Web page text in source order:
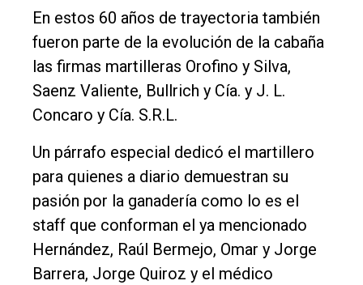
En estos 60 años de trayectoria también
fueron parte de la evolución de la cabaña
las firmas martilleras Orofino y Silva,
Saenz Valiente, Bullrich y Cía. y J. L.
Concaro y Cía. S.R.L.
Un párrafo especial dedicó el martillero
para quienes a diario demuestran su
pasión por la ganadería como lo es el
staff que conforman el ya mencionado
Hernández, Raúl Bermejo, Omar y Jorge
Barrera, Jorge Quiroz y el médico